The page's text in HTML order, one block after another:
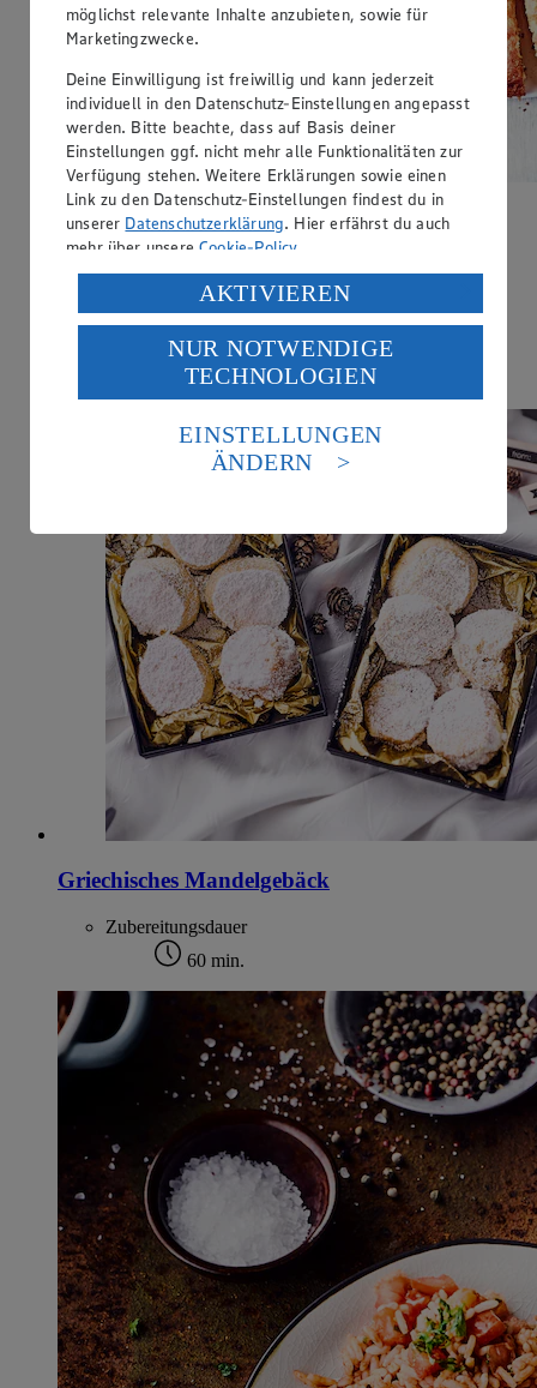
Griechischer Grießkuchen
Zubereitungsdauer
85 min.
Ernährungsweise
Vegetarisch
Griechisches Mandelgebäck
Zubereitungsdauer
60 min.
möglichst relevante Inhalte anzubieten, sowie für
Marketingzwecke.
Deine Einwilligung ist freiwillig und kann jederzeit
individuell in den Datenschutz-Einstellungen angepasst
werden. Bitte beachte, dass auf Basis deiner
Einstellungen ggf. nicht mehr alle Funktionalitäten zur
Verfügung stehen. Weitere Erklärungen sowie einen
Link zu den Datenschutz-Einstellungen findest du in
unserer Datenschutzerklärung. Hier erfährst du auch
mehr über unsereCookie-Policy.
Verarbeitung deiner personenbezogenen Daten in den
USA durch Facebook und YouTube:
Wenn du auf „Aktivieren“ klickst, willigst du im Sinne
des Art. 49 Abs. 1 Satz 1 lit. a) DSGVO ein, dass deine
Daten in den USA verarbeitet werden. Der EuGH sieht
die USA als Land mit einem nach europäischen
Standards nicht angemessenen Datenschutzniveau an.
Es besteht das Risiko eines Zugriffs durch US-
Informationen zum Herausgeber der Seite findest du
Impressum
AKTIVIEREN
NUR NOTWENDIGE
TECHNOLOGIEN
EINSTELLUNGEN
ÄNDERN